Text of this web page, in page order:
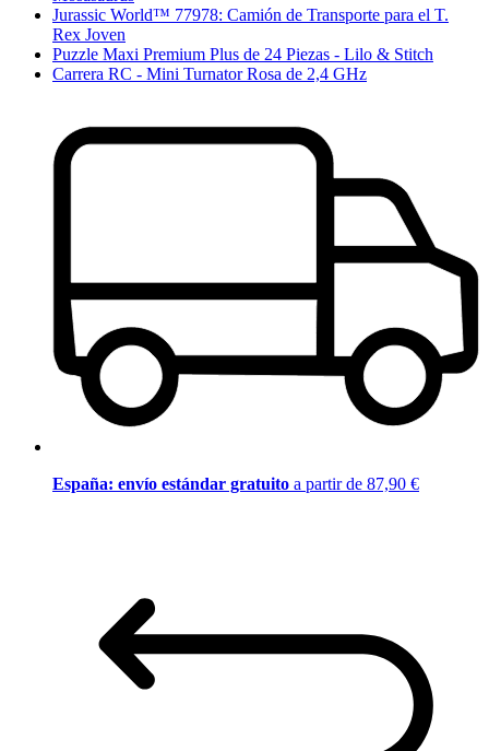
Jurassic World™ 77978: Camión de Transporte para el T.
Rex Joven
Puzzle Maxi Premium Plus de 24 Piezas - Lilo & Stitch
Carrera RC - Mini Turnator Rosa de 2,4 GHz
España: envío estándar gratuito a partir de 87,90 €